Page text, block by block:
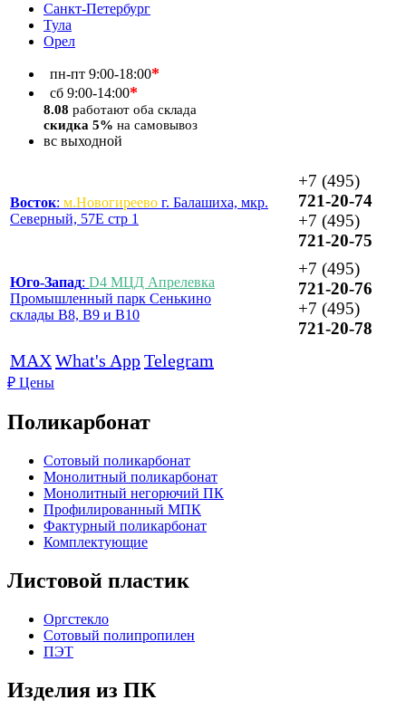
Санкт-Петербург
Тула
Орел
пн-пт 9:00-18:00*
сб 9:00-14:00*
8.08 работают оба склада
скидка 5% на самовывоз
вс выходной
Восток: м.Новогиреево г. Балашиха, мкр.
Северный, 57Е стр 1
+7 (495)
721-20-74
+7 (495)
721-20-75
Юго-Запад: D4 МЦД Апрелевка
Промышленный парк Сенькино
склады B8, B9 и B10
+7 (495)
721-20-76
+7 (495)
721-20-78
MAXWhat's AppTelegram
₽ Цены
Поликарбонат
Сотовый поликарбонат
Монолитный поликарбонат
Монолитный негорючий ПК
Профилированный МПК
Фактурный поликарбонат
Комплектующие
Листовой пластик
Оргстекло
Cотовый полипропилен
ПЭТ
Изделия из ПК